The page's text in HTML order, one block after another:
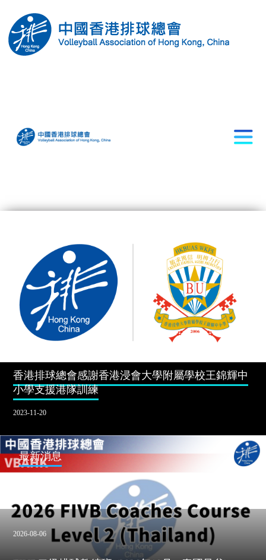
2026亞洲東區女子排球錦標賽
2026-08-04
最新消息
2026-08-06
FIVB二級排球教練班 (2026年10月 - 泰國曼谷)